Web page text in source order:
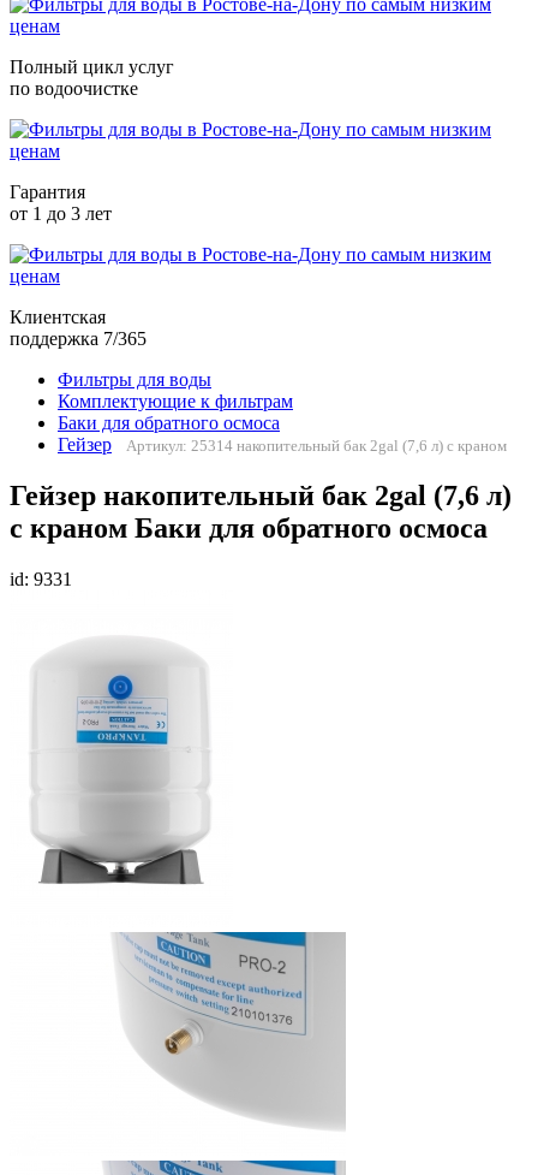
Полный цикл услуг
по водоочистке
Гарантия
от 1 до 3 лет
Клиентская
поддержка 7/365
Фильтры для воды
Комплектующие к фильтрам
Баки для обратного осмоса
Гейзер
Артикул: 25314 накопительный бак 2gal (7,6 л) с краном
Гейзер накопительный бак 2gal (7,6 л)
с краном Баки для обратного осмоса
id: 9331